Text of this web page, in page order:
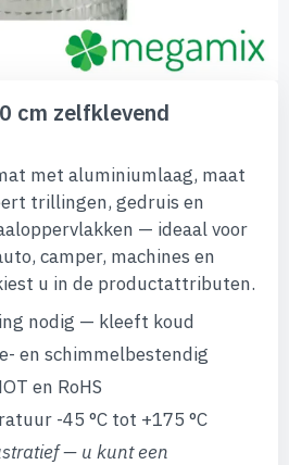
cm zelfklevend
met aluminiumlaag, maat
trillingen, gedruis en
— ideaal voor
camper, machines en
u in de productattributen.
nodig — kleeft koud
en schimmelbestendig
en RoHS
-45 °C tot +175 °C
— u kunt een